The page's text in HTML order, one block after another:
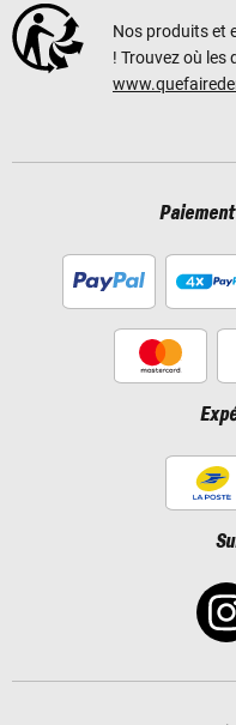
Nos produits et
! Trouvez où les